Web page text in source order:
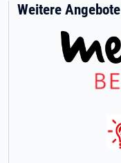
Weitere Angebote